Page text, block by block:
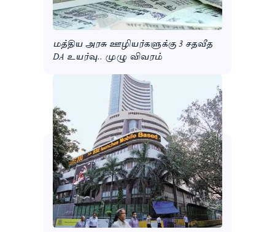
மத்திய அரசு ஊழியர்களுக்கு 3 சதவீத
DA உயர்வு.. முழு விவரம்